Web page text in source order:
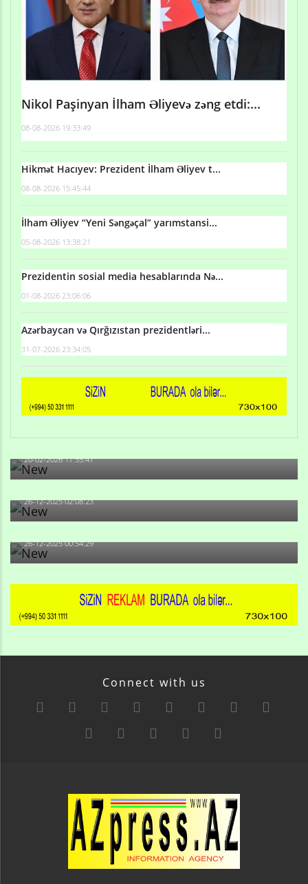
Nikol Paşinyan İlham Əliyevə zəng etdi:...
08-08-2026 19:33:49
Hikmət Hacıyev: Prezident İlham Əliyev t...
08-08-2026 15:45:44
İlham Əliyev “Yeni Səngəçal” yarımstansi...
05-08-2026 13:38:21
Prezidentin sosial media hesablarında Nə...
01-08-2026 23:06:06
Azərbaycan və Qırğızıstan prezidentləri...
31-07-2026 23:34:05
Qulu Məhərrəmli: Sosial şəbəkələrdə söyüş niyə artıb?
20-02-2026 17:55:47
Məni bura NAZİR GÖNDƏRİB - 1937-ci ildən fəaliyyətdə
olan və...
26-12-2025 02:08:23
-Ay qız, sən məhkəməni udmayacaqsan... Sən bilirsən
də, məni...
26-12-2025 00:54:29
Connect with us